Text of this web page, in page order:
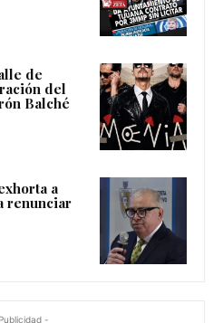
de
del
Balché
a
renunciar
-